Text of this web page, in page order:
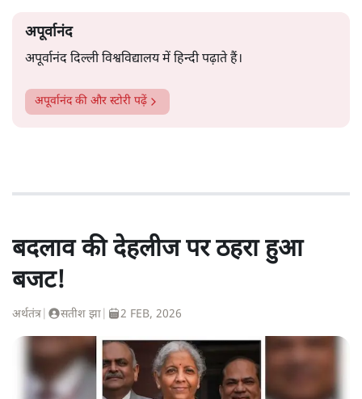
अपूर्वानंद
अपूर्वानंद दिल्ली विश्वविद्यालय में हिन्दी पढ़ाते हैं।
अपूर्वानंदकी और स्टोरी पढ़ें
बदलाव की देहलीज पर ठहरा हुआ
बजट!
अर्थतंत्र सतीश झा 2 FEB, 2026